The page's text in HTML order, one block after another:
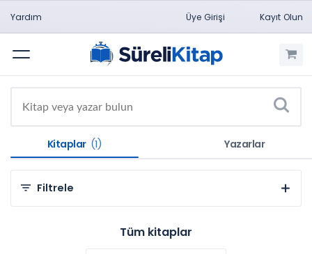
Yardım Üye Girişi Kayıt Olun
Menü
Kitaplar (1) Yazarlar
Filtrele
Tüm kitaplar